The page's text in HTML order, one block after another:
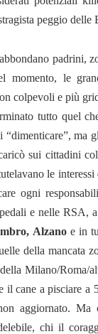
peggio delle
padrini,
momento, le
colpevoli e più
tutto quel
“dimenticare”, ma
sui cittadini
le
ogni
e nelle RSA,
Alzanoe in
della mancata
Milano/
il cane a pisciare
aggiornato.
chi il